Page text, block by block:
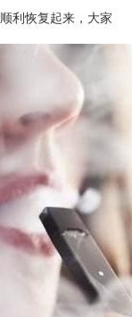
利恢复起来，大家